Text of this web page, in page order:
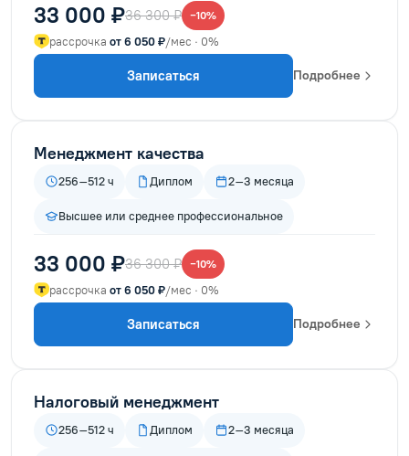
33 000 ₽36 300 ₽ −10%
рассрочка от 6 050 ₽/мес · 0%
Записаться Подробнее
Менеджмент качества
256–512 ч Диплом 2–3 месяца
Высшее или среднее профессиональное
33 000 ₽36 300 ₽ −10%
рассрочка от 6 050 ₽/мес · 0%
Записаться Подробнее
Налоговый менеджмент
256–512 ч Диплом 2–3 месяца